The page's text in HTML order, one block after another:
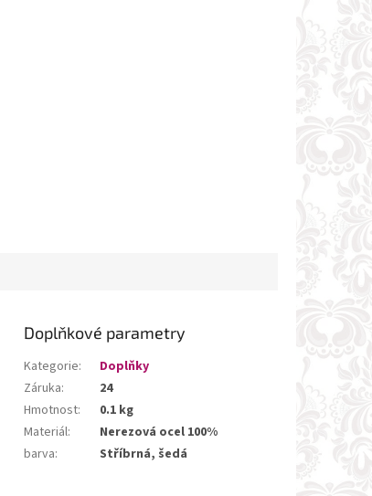
Doplňkové parametry
Kategorie:
Doplňky
Záruka:
24
Hmotnost:
0.1 kg
Materiál:
Nerezová ocel 100%
barva: Stříbrná, šedá